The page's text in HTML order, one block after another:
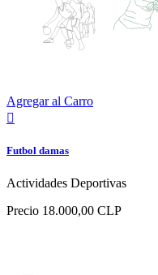
Agregar al Carro

Futbol damas
Actividades Deportivas
Precio 18.000,00 CLP